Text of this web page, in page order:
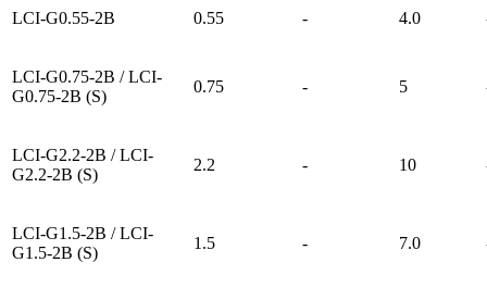
LCI-G0.55-2B 0.55 - 4.0
LCI-G0.75-2B / LCI-
G0.75-2B (S)
0.75 - 5
LCI-G2.2-2B / LCI-
G2.2-2B (S)
2.2 - 10
LCI-G1.5-2B / LCI-
G1.5-2B (S)
1.5 - 7.0